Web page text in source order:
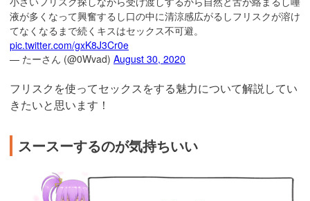
液が多くなって興奮するし口の中に清涼感広がるしフリスクが溶け
てなくなるまで続くキスはセックス不可避。
pic.twitter.com/gxK8J3Cr0e
— たーさん (@0Wvad) August 30, 2020
フリスクを使ってセックスをする魅力について解説してい
きたいと思います！
スースーするのが気持ちいい